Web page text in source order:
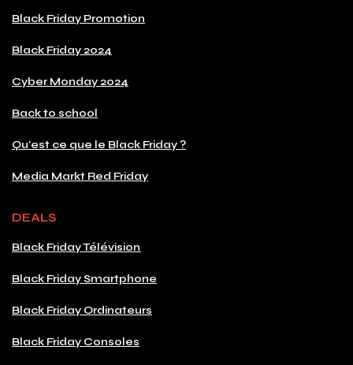
Black Friday Promotion
Black Friday 2024
Cyber Monday 2024
Back to school
Qu'est ce que le Black Friday ?
Media Markt Red Friday
DEALS
Black Friday Télévision
Black Friday Smartphone
Black Friday Ordinateurs
Black Friday Consoles